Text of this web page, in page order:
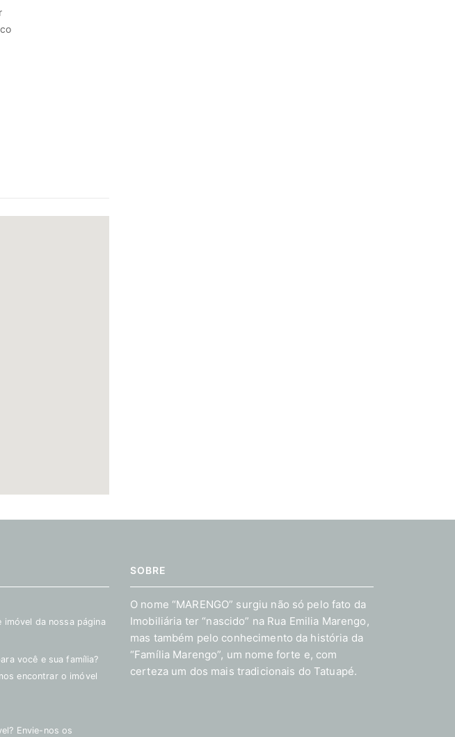
da nossa página
você e sua família?
encontrar o imóvel
Envie-nos os
SOBRE
O nome “MARENGO” surgiu não só pelo fato da
Imobiliária ter “nascido” na Rua Emilia Marengo,
mas também pelo conhecimento da história da
“Família Marengo”, um nome forte e, com
certeza um dos mais tradicionais do Tatuapé.